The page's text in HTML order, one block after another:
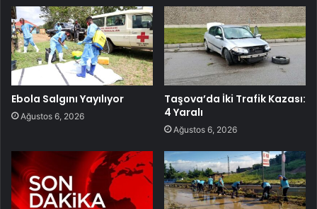
Ebola Salgını Yayılıyor
Ağustos 6, 2026
Taşova’da İki Trafik Kazası:
4 Yaralı
Ağustos 6, 2026